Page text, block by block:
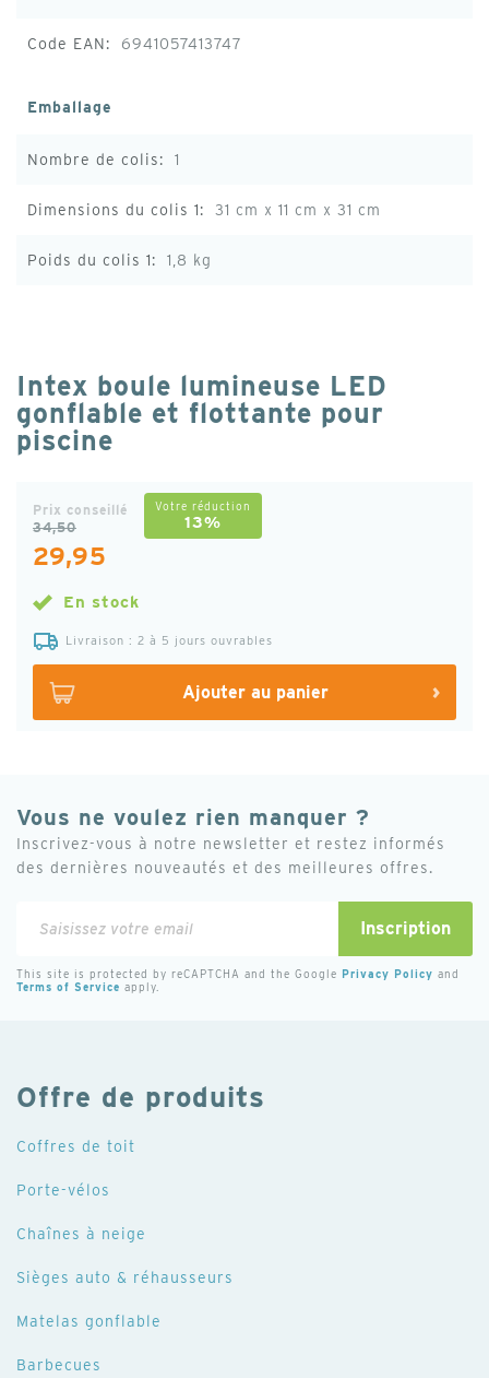
6941057413747
Emballage
1
31 cm x 11 cm x 31 cm
1,8 kg
Intex boule lumineuse LED
gonflable et flottante pour
piscine
Prix conseillé
34,50
29,95
Votre réduction
13%
En stock
Livraison : 2 à 5 jours ouvrables
Ajouter au panier
Vous ne voulez rien manquer ?
Inscrivez-vous à notre newsletter et restez informés
des dernières nouveautés et des meilleures offres.
notre
Inscription
This site is protected by reCAPTCHA and the Google Privacy Policy and
Terms of Service apply.
Offre de produits
Coffres de toit
Porte-vélos
Chaînes à neige
Sièges auto & réhausseurs
Matelas gonflable
Barbecues